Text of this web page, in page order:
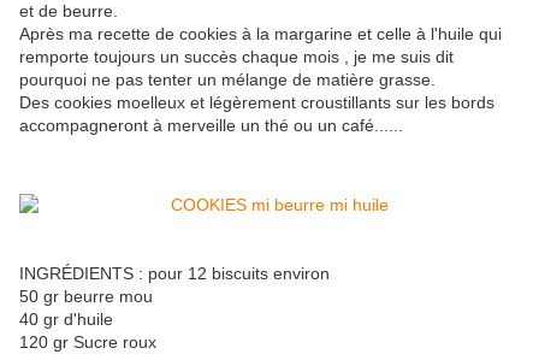
et de beurre.
Après ma recette de cookies à la margarine et celle à l'huile qui
remporte toujours un succès chaque mois , je me suis dit
pourquoi ne pas tenter un mélange de matière grasse.
Des cookies moelleux et légèrement croustillants sur les bords
accompagneront à merveille un thé ou un café......
INGRÉDIENTS : pour 12 biscuits environ
50 gr beurre mou
40 gr d'huile
120 gr Sucre roux